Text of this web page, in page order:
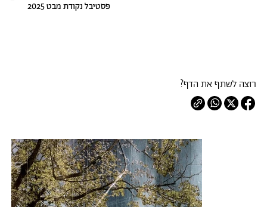
פסטיבל נקודת מבט 2025
רוצה לשתף את הדף?